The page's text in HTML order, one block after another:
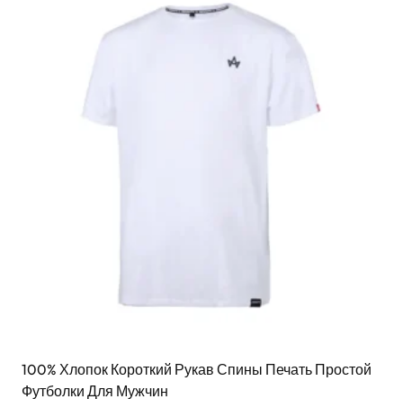
100% Хлопок Короткий Рукав Спины Печать Простой
Футболки Для Мужчин